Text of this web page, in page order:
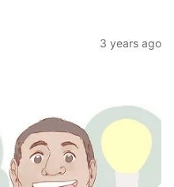
3 years ago